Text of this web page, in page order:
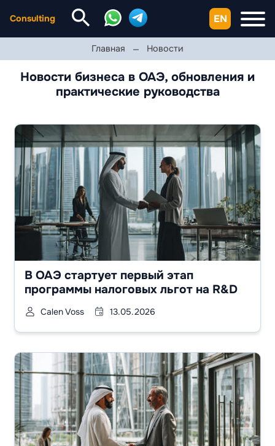
Consulting EN
Главная Новости
Новости бизнеса в ОАЭ, обновления и
практические руководства
В ОАЭ стартует первый этап
программы налоговых льгот на R&D
Calen Voss 13.05.2026